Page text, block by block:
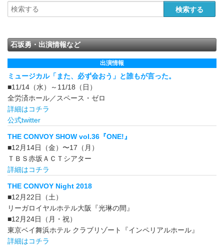
石坂勇・出演情報など
出演情報
ミュージカル「また、必ず会おう」と誰もが言った。
■11/14（水）～11/18（日）
全労済ホール／スペース・ゼロ
詳細はコチラ
公式twitter
THE CONVOY SHOW vol.36『ONE!』
■12月14日（金）〜17（月）
ＴＢＳ赤坂ＡＣＴシアター
詳細はコチラ
THE CONVOY Night 2018
■12月22日（土）
リーガロイヤルホテル大阪『光琳の間』
■12月24日（月・祝）
東京ベイ舞浜ホテル クラブリゾート『インペリアルホール』
詳細はコチラ